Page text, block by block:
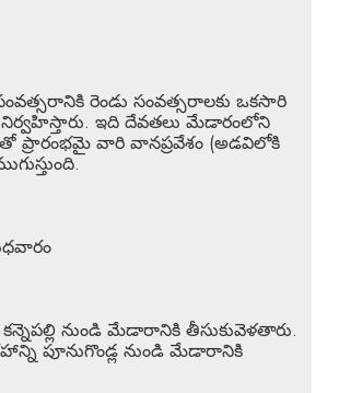
రెండు సంవత్సరాలకు ఒకసారి
నిర్వహిస్తారు. ఇది దేవతలు మేడారంలోని
ప్రారంభమై వారి వానప్రవేశం (అడవిలోకి
నుండి మేడారానికి తీసుకువెళతారు.
పూనుగొండ్ల నుండి మేడారానికి